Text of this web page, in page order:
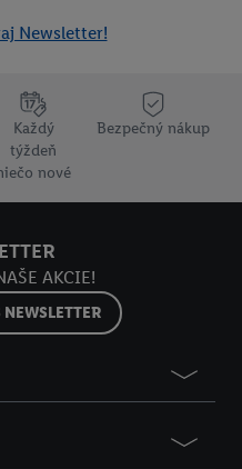
Newsletter!
Každý
týždeň
nové
Bezpečný nákup
AKCIE!